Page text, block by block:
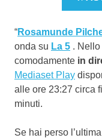
“Rosamunde
onda su La 5 .
comodamente in
Mediaset Play
alle ore 23:27 circa
minuti.
Se hai perso